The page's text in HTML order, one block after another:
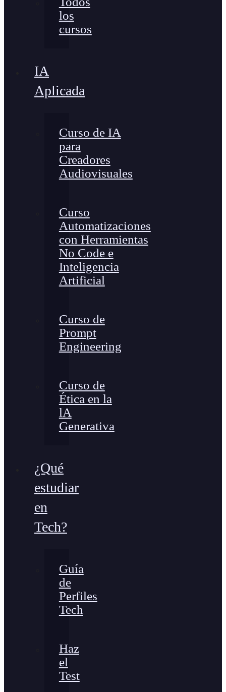
los
cursos
IA
Aplicada
Curso de IA
para
Creadores
Audiovisuales
Curso
Automatizaciones
con Herramientas
No Code e
Inteligencia
Artificial
Curso de
Prompt
Engineering
Curso de
Ética en la
lA
Generativa
¿Qué
estudiar
en
Tech?
Guía
de
Perfiles
Tech
Haz
el
Test